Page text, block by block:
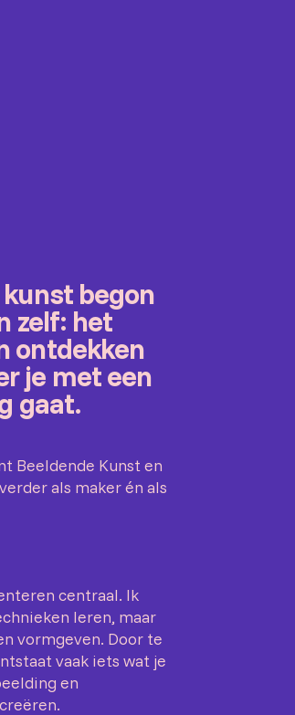
begon
zelf: het
ontdekken
je met een
gaat.
Beeldende Kunst en
als maker én als
centraal. Ik
leren, maar
vormgeven. Door te
vaak iets wat je
en